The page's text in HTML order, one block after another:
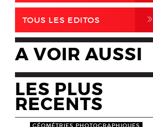
TOUS LES EDITOS ,
A VOIR AUSSI
LES PLUS
RECENTS
GÉOMÉTRIES PHOTOGRAPHIQUES